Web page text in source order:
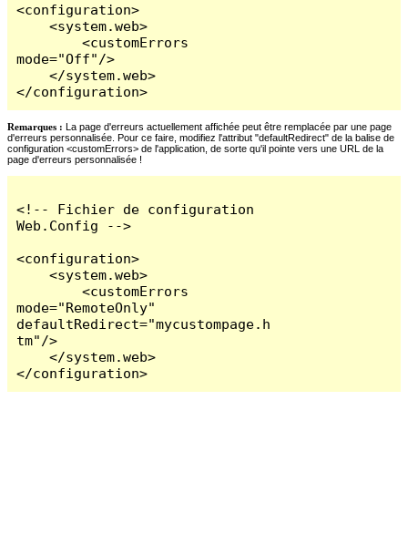
<configuration>
    <system.web>
        <customErrors
mode="Off"/>
    </system.web>
</configuration>
Remarques : La page d'erreurs actuellement affichée peut être remplacée par une page
d'erreurs personnalisée. Pour ce faire, modifiez l'attribut "defaultRedirect" de la balise de
configuration <customErrors> de l'application, de sorte qu'il pointe vers une URL de la
page d'erreurs personnalisée !
<!-- Fichier de configuration
Web.Config -->
<configuration>
    <system.web>
        <customErrors
mode="RemoteOnly"
defaultRedirect="mycustompage.h
tm"/>
    </system.web>
</configuration>